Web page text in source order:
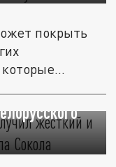
покрыть